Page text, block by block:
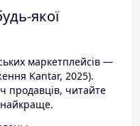
якої
маркетплейсів —
Kantar, 2025).
продавців, читайте
найкраще.